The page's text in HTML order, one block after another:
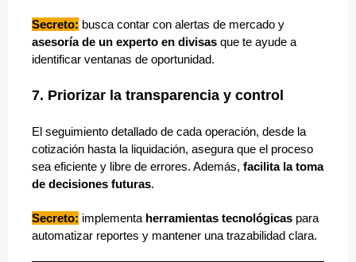
Secreto: busca contar con alertas de mercado y
asesoría de un experto en divisas que te ayude a
identificar ventanas de oportunidad.
7. Priorizar la transparencia y control
El seguimiento detallado de cada operación, desde la
cotización hasta la liquidación, asegura que el proceso
sea eficiente y libre de errores. Además, facilita la toma
de decisiones futuras.
Secreto: implementa herramientas tecnológicas para
automatizar reportes y mantener una trazabilidad clara.